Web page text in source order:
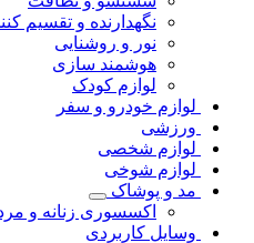
نگهدارنده و تقسیم
نور و روشنایی
هوشمند سازی
لوازم کودک
لوازم خودرو و سفر
ورزشی
لوازم شخصی
لوازم شوخی
مد و پوشاک
اکسسوری زنانه و
وسایل کاربردی